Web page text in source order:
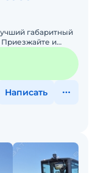
габаритный
Приезжайте и
Написать